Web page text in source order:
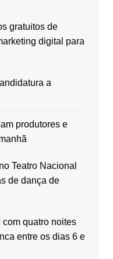
gratuitos de
digital para
a
produtores e
Teatro Nacional
de dança de
quatro noites
entre os dias 6 e